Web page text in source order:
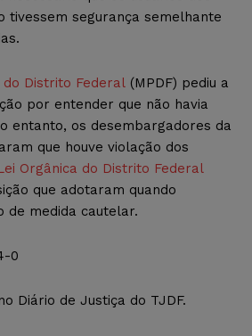
tivessem segurança semelhante
do Distrito Federal (MPDF) pediu a
por entender que não havia
entanto, os desembargadores da
que houve violação dos
Orgânica do Distrito Federal
que adotaram quando
de medida cautelar.
0
Diário de Justiça do TJDF.